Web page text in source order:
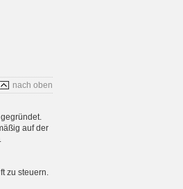
nach oben
auf der
zu steuern.